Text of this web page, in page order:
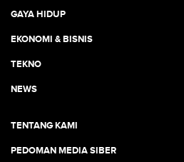
GAYA HIDUP
EKONOMI & BISNIS
TEKNO
NEWS
TENTANG KAMI
PEDOMAN MEDIA SIBER